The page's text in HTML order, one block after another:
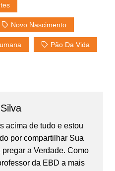
Novo Nascimento
Pão Da Vida
acima de tudo e estou
por compartilhar Sua
pregar a Verdade. Como
da EBD a mais